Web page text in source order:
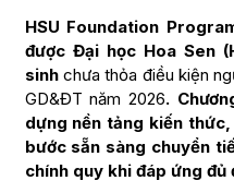
HSU Foundation
được Đại học Hoa Sen
sinh chưa thỏa điều kiện
GD&ĐT năm 2026.
dựng nền tảng kiến
bước sẵn sàng chuyển
chính quy khi đáp ứng đủ